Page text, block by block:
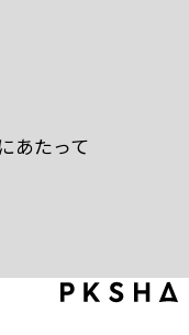
あたって